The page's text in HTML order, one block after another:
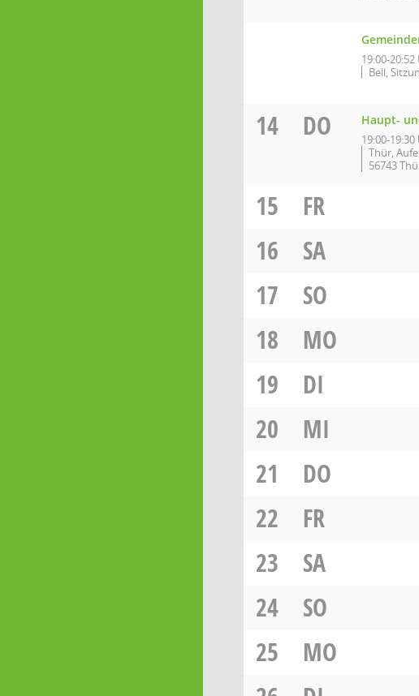
19:00-20:52
Bell,
14 DO Haupt-
19:00-19:30
Thür,
56743
15
FR
16
SA
17
SO
18
MO
19
DI
20
MI
21
DO
22
FR
23
SA
24
SO
25
MO